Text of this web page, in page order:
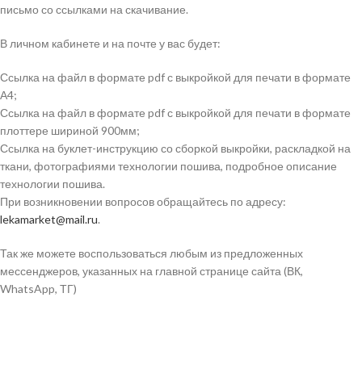
письмо со ссылками на скачивание.
В личном кабинете и на почте у вас будет:
Ссылка на файл в формате pdf с выкройкой для печати в формате
А4;
Ссылка на файл в формате pdf с выкройкой для печати в формате
плоттере шириной 900мм;
Ссылка на буклет-инструкцию со сборкой выкройки, раскладкой на
ткани, фотографиями технологии пошива, подробное описание
технологии пошива.
При возникновении вопросов обращайтесь по адресу:
lekamarket@mail.ru.
Так же можете воспользоваться любым из предложенных
мессенджеров, указанных на главной странице сайта (ВК,
WhatsApp, ТГ)